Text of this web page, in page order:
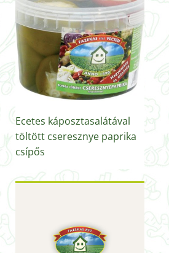
Ecetes káposztasalátával
töltött cseresznye paprika
csípős